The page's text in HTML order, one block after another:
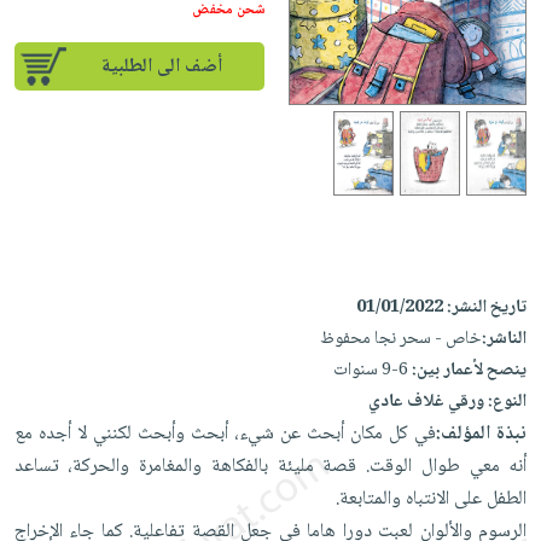
إختياراتنا
كتب
أكاديمية
صندوق
القراءة
English
iKitab
بلا
حدود
أسئلة
يتكرر
على
Android
تحميل
iKitab
على
Apple
أسئلة
يتكرر
طرحها
تحميل
masmu3
على
على
Apple
المواضيع
الأكثر
مبيعاً
إختياراتنا
وسائل
جوائز
تعليمية
الصحة
والعناية
الشخصية
جديد
العناية
الشخصية
العناية
وتصفيف
الشعر
العناية
بالجسم
والسفرة
جديد
الكل
أواني
الطهي
أدوات
متجر
الهدايا
أقسام
شحن مخفض
أضف الى الطلبية
تاريخ النشر:01/01/2022
الناشر:خاص - سحر نجا محفوظ
ينصح لأعمار بين:6-9 سنوات
النوع:ورقي غلاف عادي
نبذة المؤلف:في كل مكان أبحث عن شيء، أبحث وأبحث لكنني لا أجده مع
أنه معي طوال الوقت. قصة مليئة بالفكاهة والمغامرة والحركة، تساعد
الطفل على الانتباه والمتابعة.
الرسوم والألوان لعبت دورا هاما في جعل القصة تفاعلية. كما جاء الإخراج